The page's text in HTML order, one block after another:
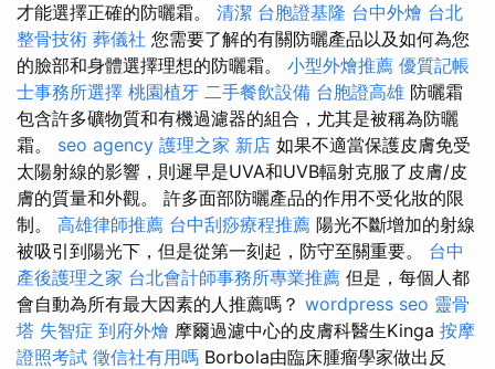
才能選擇正確的防曬霜。 清潔 台胞證基隆 台中外燴 台北
整骨技術 葬儀社 您需要了解的有關防曬產品以及如何為您
的臉部和身體選擇理想的防曬霜。 小型外燴推薦 優質記帳
士事務所選擇 桃園植牙 二手餐飲設備 台胞證高雄 防曬霜
包含許多礦物質和有機過濾器的組合，尤其是被稱為防曬
霜。 seo agency 護理之家 新店 如果不適當保護皮膚免受
太陽射線的影響，則遲早是UVA和UVB輻射克服了皮膚/皮
膚的質量和外觀。 許多面部防曬產品的作用不受化妝的限
制。 高雄律師推薦 台中刮痧療程推薦 陽光不斷增加的射線
被吸引到陽光下，但是從第一刻起，防守至關重要。 台中
產後護理之家 台北會計師事務所專業推薦 但是，每個人都
會自動為所有最大因素的人推薦嗎？ wordpress seo 靈骨
塔 失智症 到府外燴 摩爾過濾中心的皮膚科醫生Kinga 按摩
證照考試 徵信社有用嗎 Borbola由臨床腫瘤學家做出反